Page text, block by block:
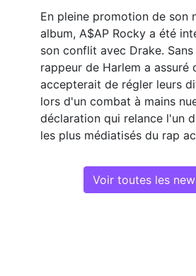
En pleine promotion de son
album, A$AP Rocky a été
son conflit avec Drake.
rappeur de Harlem a assuré
accepterait de régler leurs
lors d'un combat à mains
déclaration qui relance l'un
les plus médiatisés du rap
Voir toutes les